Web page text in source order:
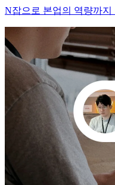
N잡으로 본업의 역량까지